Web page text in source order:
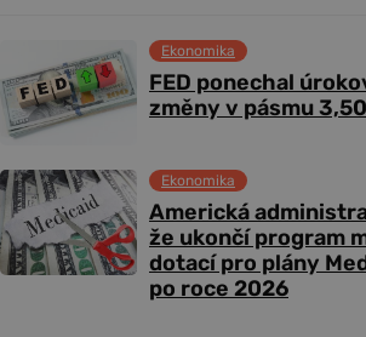
FED ponechal
změny v pásmu
Ekonomika
Americká
že ukončí program
dotací pro plány
po roce 2026
Ekonomika